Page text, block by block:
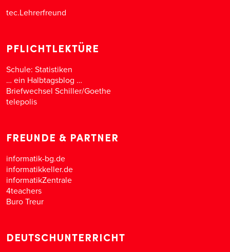
tec.Lehrerfreund
PFLICHTLEKTÜRE
Schule: Statistiken
… ein Halbtagsblog …
Briefwechsel Schiller/Goethe
telepolis
FREUNDE & PARTNER
informatik-bg.de
informatikkeller.de
informatikZentrale
4teachers
Buro Treur
DEUTSCHUNTERRICHT